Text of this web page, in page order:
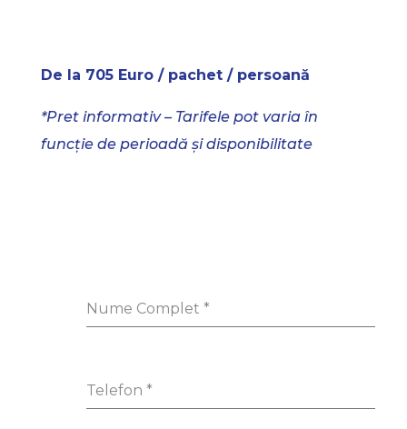
De la 705 Euro / pachet / persoană
*Pret informativ – Tarifele pot varia în
funcție de perioadă și disponibilitate
Nume Complet *
Telefon *